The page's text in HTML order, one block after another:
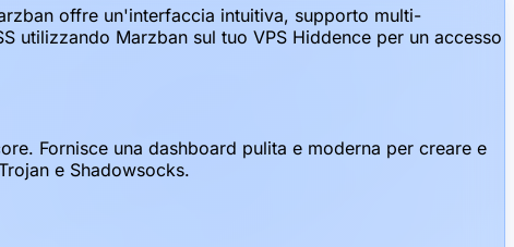
offre un'interfaccia intuitiva, supporto multi-
utilizzando Marzban sul tuo VPS Hiddence per un accesso
Fornisce una dashboard pulita e moderna per creare e
e Shadowsocks.